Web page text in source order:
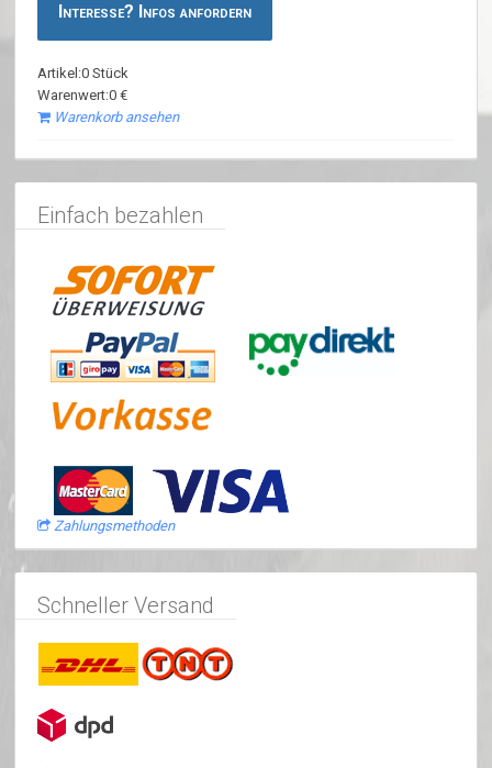
Interesse? Infos anfordern
Artikel:0 Stück
Warenwert:0 €
Warenkorb ansehen
Einfach bezahlen
Zahlungsmethoden
Schneller Versand